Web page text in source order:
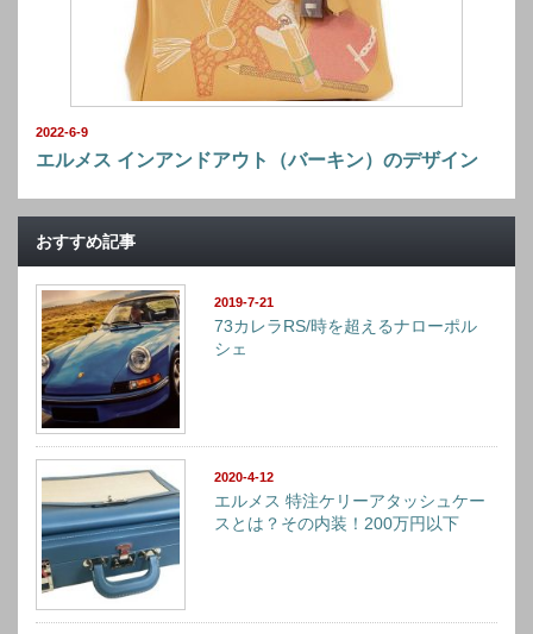
2022-6-9
エルメス インアンドアウト（バーキン）のデザイン
おすすめ記事
2019-7-21
73カレラRS/時を超えるナローポル
シェ
2020-4-12
エルメス 特注ケリーアタッシュケー
スとは？その内装！200万円以下